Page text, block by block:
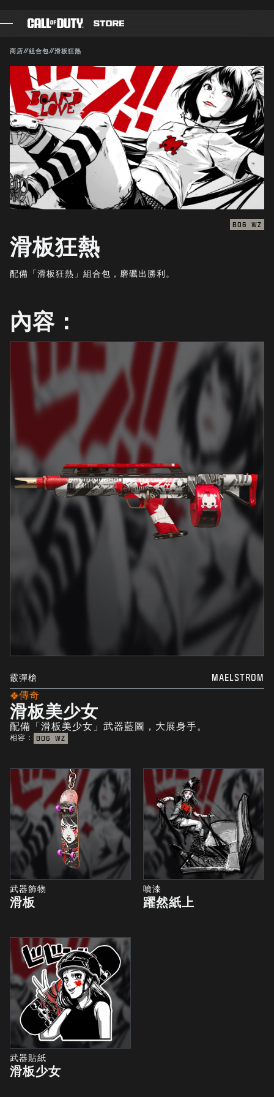
戰爭通行證
黑影部隊
COD點數
《決勝時刻》商店
COMBAT BUILDS
遊戲
最新消息
電競
商店//組合包//滑板狂熱
相容：
確認購買
取消
Activision得隨時更新、替換或移除此遊戲內容。
BO6 WZ
滑板狂熱
配備「滑板狂熱」組合包，磨礪出勝利。
內容：
霰彈槍 MAELSTROM
傳奇
滑板美少女
配備「滑板美少女」武器藍圖，大展身手。
相容： BO6 WZ
武器飾物
滑板
噴漆
躍然紙上
武器貼紙
滑板少女